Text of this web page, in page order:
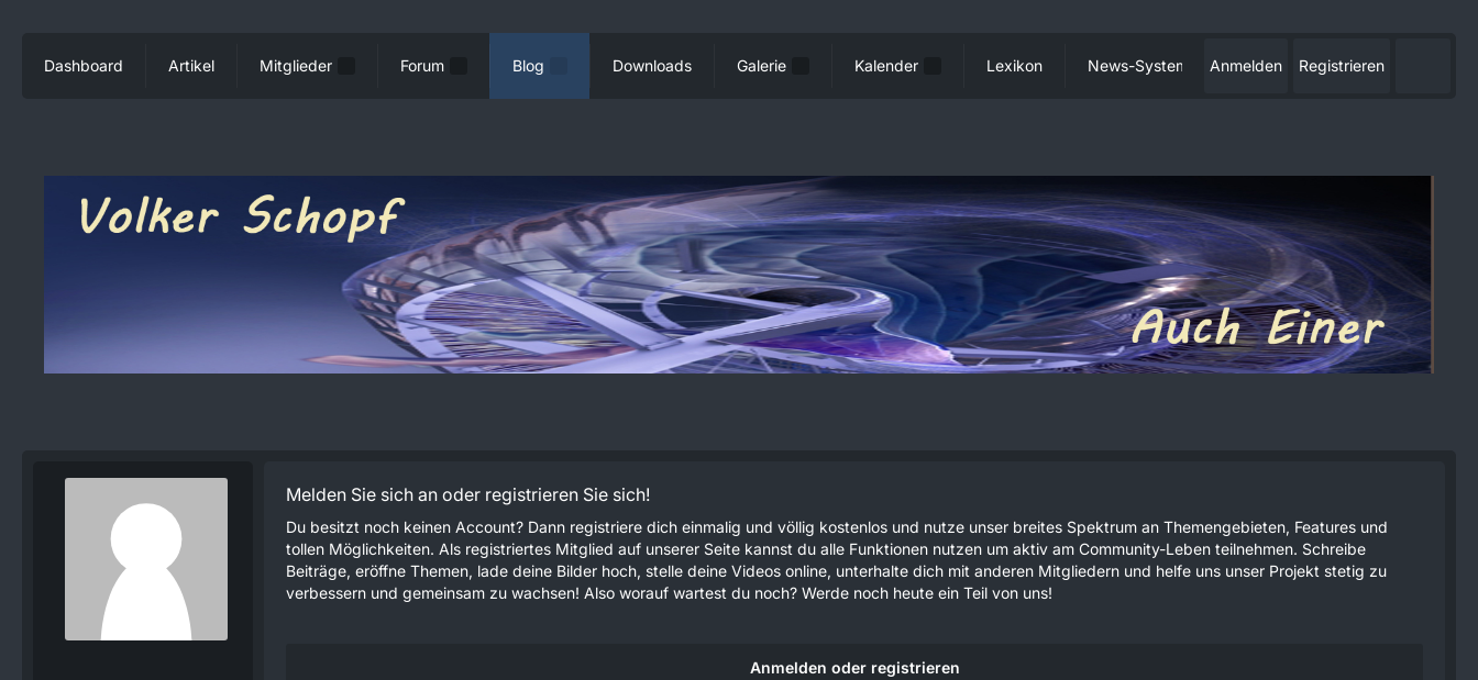
Dashboard Artikel Mitglieder Forum Blog Downloads Galerie Kalender Lexikon News-System Anmelden Registrieren
Melden Sie sich an oder registrieren Sie sich!
Du besitzt noch keinen Account? Dann registriere dich einmalig und völlig kostenlos und nutze unser breites Spektrum an Themengebieten, Features und
tollen Möglichkeiten. Als registriertes Mitglied auf unserer Seite kannst du alle Funktionen nutzen um aktiv am Community-Leben teilnehmen. Schreibe
Beiträge, eröffne Themen, lade deine Bilder hoch, stelle deine Videos online, unterhalte dich mit anderen Mitgliedern und helfe uns unser Projekt stetig zu
verbessern und gemeinsam zu wachsen! Also worauf wartest du noch? Werde noch heute ein Teil von uns!
Anmelden oder registrieren